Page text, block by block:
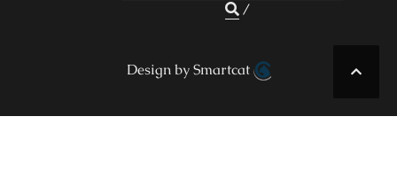
Design by Smartcat